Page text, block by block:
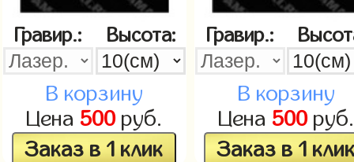
Гравир.: Высота:
В корзину
Цена 500руб.
Заказ в 1 клик
Гравир.:
В корзину
Цена 500руб.
Заказ в 1